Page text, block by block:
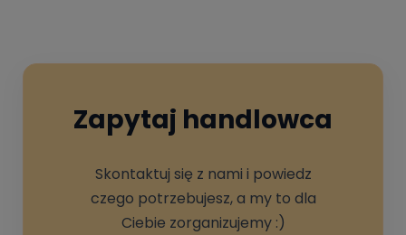
Zapytaj handlowca
Skontaktuj się z nami i powiedz
czego potrzebujesz, a my to dla
Ciebie zorganizujemy :)